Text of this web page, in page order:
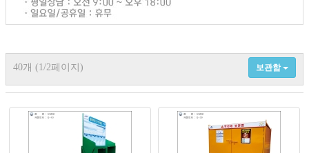
40개 (1/2페이지) 보관함